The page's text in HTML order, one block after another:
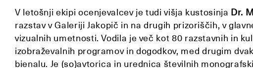
V letošnji ekipi ocenjevalcev je tudi višja kustosinja Dr.
razstav v Galeriji Jakopič in na drugih prizoriščih, v
vizualnih umetnosti. Vodila je več kot 80 razstavnih in
izobraževalnih programov in dogodkov, med drugim
bienalu. Je (so)avtorica in urednica številnih